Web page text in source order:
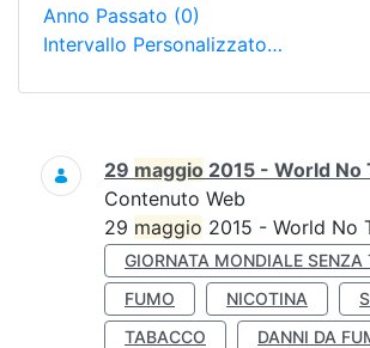
Anno Passato (0)
Intervallo Personalizzato…
Ricerca
29 maggio 2015 - World No
Contenuto Web
29 maggio 2015 - World No
GIORNATA MONDIALE SENZA
FUMO
NICOTINA
TABACCO
DANNI DA